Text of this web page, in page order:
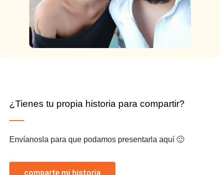
¿Tienes tu propia historia para compartir?
Envíanosla para que podamos presentarla aquí 🙂
comparte mi historia